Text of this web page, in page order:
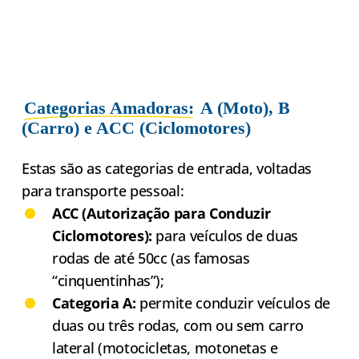
Categorias Amadoras: A (Moto), B
(Carro) e ACC (Ciclomotores)
Estas são as categorias de entrada, voltadas
para transporte pessoal:
ACC (Autorização para Conduzir
Ciclomotores): para veículos de duas
rodas de até 50cc (as famosas
“cinquentinhas”);
Categoria A: permite conduzir veículos de
duas ou três rodas, com ou sem carro
lateral (motocicletas, motonetas e